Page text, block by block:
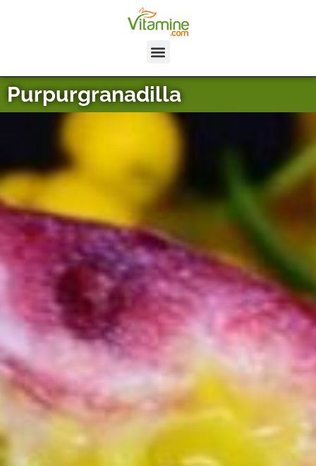
Purpurgranadilla